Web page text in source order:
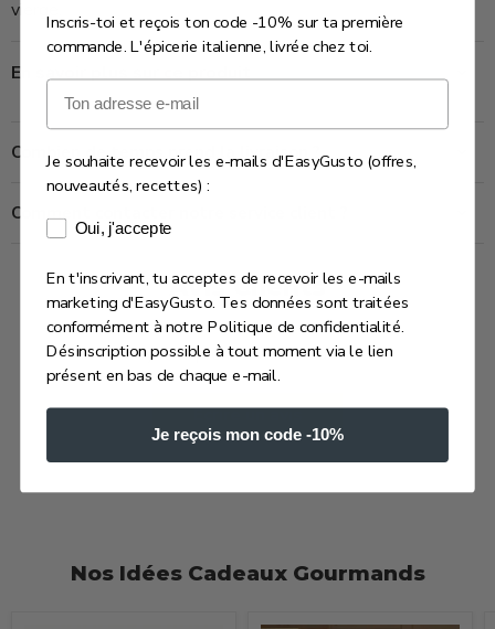
vierge.
En savoir plus sur ce produit
Combien de temps prend la livraison ?
Comment contacter notre service client ?
Avis Clients
Soyez le premier à écrire un avis
Écrire un avis
Nos Idées Cadeaux Gourmands
Inscris-toi et reçois ton code -10% sur ta première
commande. L'épicerie italienne, livrée chez toi.
Email
Je souhaite recevoir les e-mails d'EasyGusto (offres,
nouveautés, recettes) :
Consentement e-mails marketing
Oui, j'accepte
En t'inscrivant, tu acceptes de recevoir les e-mails
marketing d'EasyGusto. Tes données sont traitées
conformément à notre Politique de confidentialité.
Désinscription possible à tout moment via le lien
présent en bas de chaque e-mail.
Je reçois mon code -10%